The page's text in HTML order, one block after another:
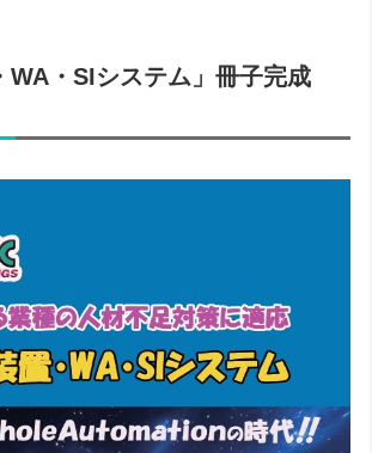
WA・SIシステム」冊子完成